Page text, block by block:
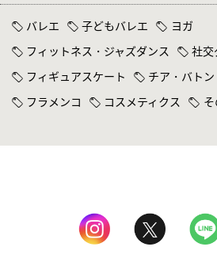
バレエ 子どもバレエ
ヨガ
フィットネス・ジャズダンス
社交
フィギュアスケート
チア・バトン
フラメンコ
コスメティクス